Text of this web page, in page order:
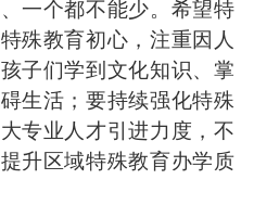
一个都不能少。希望特
殊教育初心，注重因人
子们学到文化知识、掌
生活；要持续强化特殊
专业人才引进力度，不
升区域特殊教育办学质